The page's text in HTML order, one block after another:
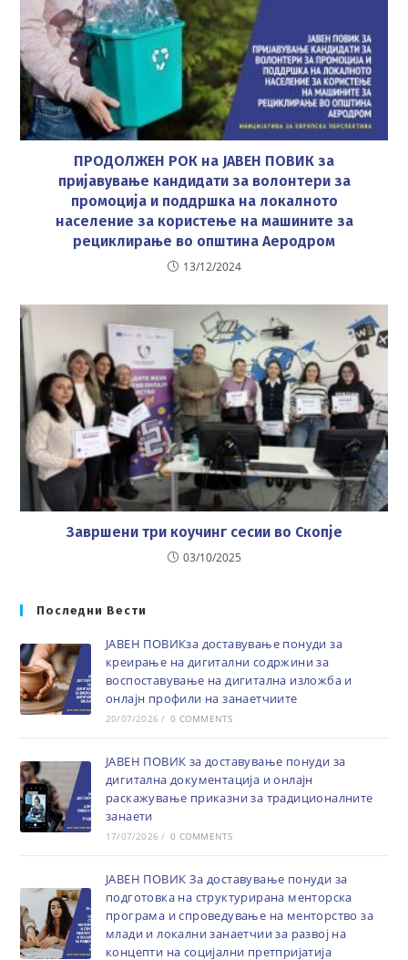
ПРОДОЛЖЕН РОК на ЈАВЕН ПОВИК за
пријавување кандидати за волонтери за
промоција и поддршка на локалното
население за користење на машините за
рециклирање во општина Аеродром
13/12/2024
Завршени три коучинг сесии во Скопје
03/10/2025
Последни Вести
ЈАВЕН ПОВИКза доставување понуди за
креирање на дигитални содржини за
воспоставување на дигитална изложба и
онлајн профили на занаетчиите
20/07/2026 / 0 COMMENTS
ЈАВЕН ПОВИК за доставување понуди за
дигитална документација и онлајн
раскажување приказни за традиционалните
занаети
17/07/2026 / 0 COMMENTS
ЈАВЕН ПОВИК За доставување понуди за
подготовка на структурирана менторска
програма и спроведување на менторство за
млади и локални занаетчии за развој на
концепти на социјални претпријатија